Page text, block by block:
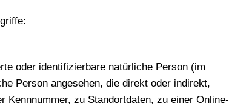
oder identifizierbare natürliche Person (im
Person angesehen, die direkt oder indirekt,
Kennnummer, zu Standortdaten, zu einer Online-